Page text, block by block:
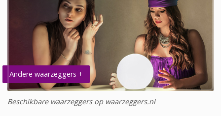
Andere waarzeggers +
Beschikbare waarzeggers op waarzeggers.nl